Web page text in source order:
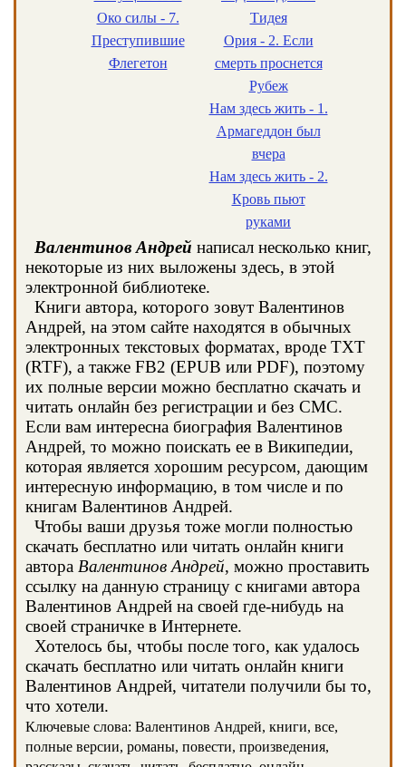
Око силы - 7.
Преступившие
Флегетон
Тидея
Ория - 2. Если
смерть проснется
Рубеж
Нам здесь жить - 1.
Армагеддон был
вчера
Нам здесь жить - 2.
Кровь пьют
руками
Валентинов Андрей написал несколько книг,
некоторые из них выложены здесь, в этой
электронной библиотеке.
Книги автора, которого зовут Валентинов
Андрей, на этом сайте находятся в обычных
электронных текстовых форматах, вроде TXT
(RTF), а также FB2 (EPUB или PDF), поэтому
их полные версии можно бесплатно скачать и
читать онлайн без регистрации и без СМС.
Если вам интересна биография Валентинов
Андрей, то можно поискать ее в Википедии,
которая является хорошим ресурсом, дающим
интересную информацию, в том числе и по
книгам Валентинов Андрей.
Чтобы ваши друзья тоже могли полностью
скачать бесплатно или читать онлайн книги
автора Валентинов Андрей, можно проставить
ссылку на данную страницу с книгами автора
Валентинов Андрей на своей где-нибудь на
своей страничке в Интернете.
Хотелось бы, чтобы после того, как удалось
скачать бесплатно или читать онлайн книги
Валентинов Андрей, читатели получили бы то,
что хотели.
Ключевые слова: Валентинов Андрей, книги, все,
полные версии, романы, повести, произведения,